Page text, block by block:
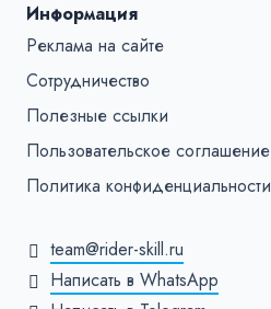
Информация
Реклама на сайте
Сотрудничество
Полезные ссылки
Пользовательское соглашение
Политика конфиденциальности
team@rider-skill.ru
Написать в WhatsApp